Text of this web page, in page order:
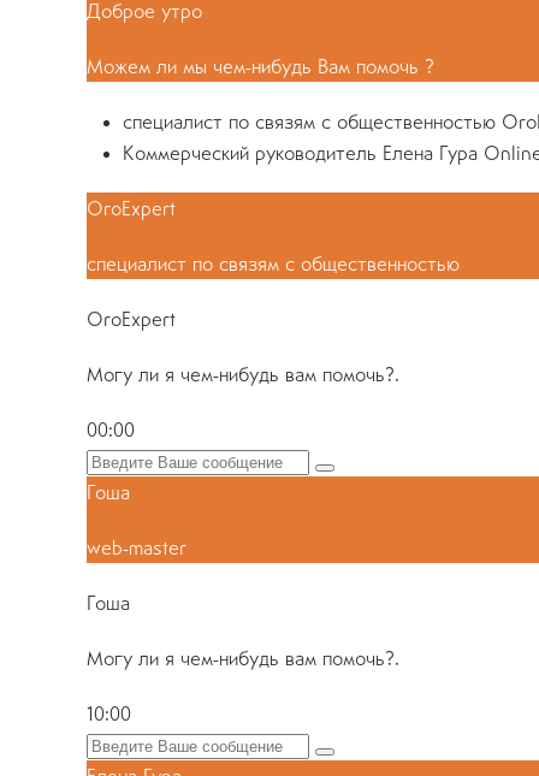
Доброе утро
Можем ли мы чем-нибудь Вам помочь ?
специалист по связям с общественностью
Коммерческий руководитель Елена Гура
OroExpert
специалист по связям с общественностью
OroExpert
Могу ли я чем-нибудь вам помочь?.
00:00
Гоша
web-master
Гоша
Могу ли я чем-нибудь вам помочь?.
10:00